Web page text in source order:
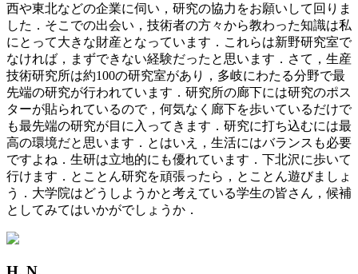
西や東北などの企業に伺い，研究の協力をお願いして回りま
した．そこでの出会い，技術者の方々から教わった知識は私
にとって大きな財産となっています．これらは新野研究室で
なければ，まずできない経験だったと思います．さて，生産
技術研究所は約100の研究室があり，多岐にわたる分野で最
先端の研究が行われています．研究所の廊下には研究のポス
ターが貼られているので，何気なく廊下を歩いているだけで
も最先端の研究が目に入ってきます．研究に打ち込むには最
高の環境だと思います．とはいえ，生活にはバランスも必要
ですよね．生研は立地的にも優れています．下北沢に歩いて
行けます．とことん研究を頑張ったら，とことん遊びましょ
う．大学院はどうしようかと考えている学生の皆さん，候補
としてみてはいかがでしょうか．